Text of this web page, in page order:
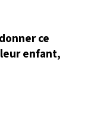
ce
enfant,